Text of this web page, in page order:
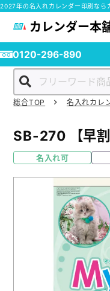
2027年の名入れカレンダー印刷なら
カレンダー本
0120-296-890
ご利用ガイド
入稿ガイド
スタッフ紹介
お役立ち情報
総合TOP 名入れカレ
SB-270 【早
名入れ可